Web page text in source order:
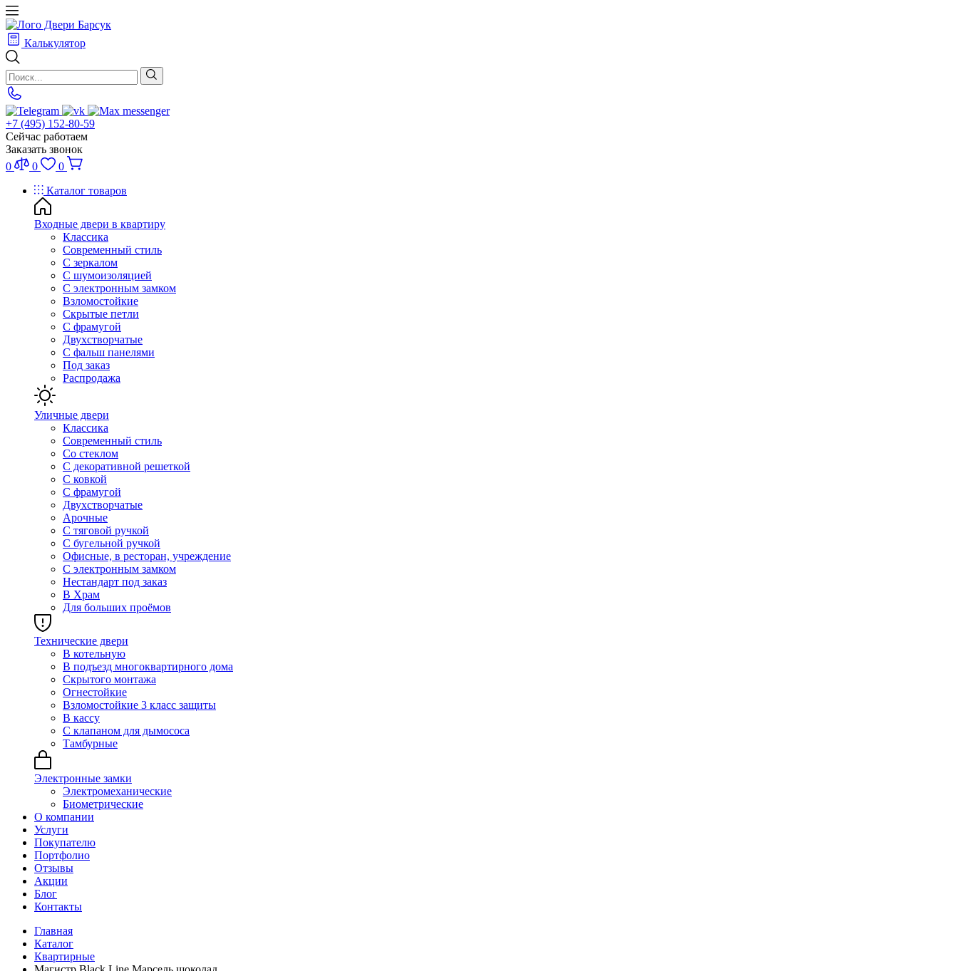
Калькулятор
+7 (495) 152-80-59
Сейчас работаем
Заказать звонок
0
0
0
Каталог товаров
Входные двери в квартиру
Классика
Современный стиль
С зеркалом
С шумоизоляцией
С электронным замком
Взломостойкие
Скрытые петли
С фрамугой
Двухстворчатые
С фальш панелями
Под заказ
Распродажа
Уличные двери
Классика
Современный стиль
Со стеклом
С декоративной решеткой
С ковкой
С фрамугой
Двухстворчатые
Арочные
С тяговой ручкой
С бугельной ручкой
Офисные, в ресторан, учреждение
С электронным замком
Нестандарт под заказ
В Храм
Для больших проёмов
Технические двери
В котельную
В подъезд многоквартирного дома
Скрытого монтажа
Огнестойкие
Взломостойкие 3 класс защиты
В кассу
С клапаном для дымососа
Тамбурные
Электронные замки
Электромеханические
Биометрические
О компании
Услуги
Покупателю
Портфолио
Отзывы
Акции
Блог
Контакты
Главная
Каталог
Квартирные